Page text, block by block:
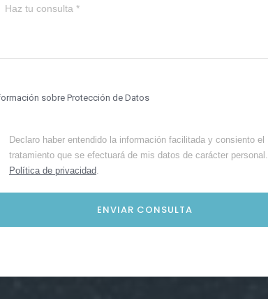
sobre Protección de Datos
Declaro haber entendido la información facilitada y consiento el
tratamiento que se efectuará de mis datos de carácter personal.
Política de privacidad.